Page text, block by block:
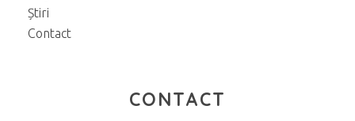
Știri
Contact
CONTACT